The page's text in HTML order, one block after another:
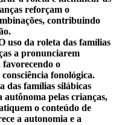
reforçam o
contribuindo
uso da roleta das famílias
a pronunciarem
favorecendo o
fonológica.
das famílias silábicas
autônoma pelas crianças,
o conteúdo de
a autonomia e a